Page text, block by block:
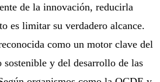
de la innovación, reducirla
es limitar su verdadero alcance.
como un motor clave del
y del desarrollo de las